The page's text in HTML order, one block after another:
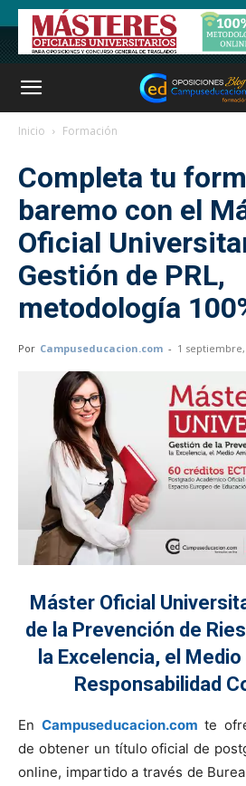
Inicio Formación
Completa tu
baremo con el
Oficial
Gestión de PRL,
metodología
Por Campuseducacion.com - 1 septiembre,
Máster Oficial
de la Prevención de
la Excelencia, el
Responsabilidad
En Campuseducacion.com te
de obtener un título oficial de
online, impartido a través de